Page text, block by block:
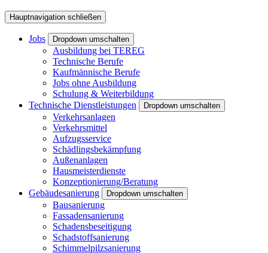
Hauptnavigation schließen
Jobs Dropdown umschalten
Ausbildung bei TEREG
Technische Berufe
Kaufmännische Berufe
Jobs ohne Ausbildung
Schulung & Weiterbildung
Technische Dienstleistungen
Dropdown umschalten
Verkehrsanlagen
Verkehrsmittel
Aufzugsservice
Schädlingsbekämpfung
Außenanlagen
Hausmeisterdienste
Konzeptionierung/Beratung
Gebäudesanierung
Dropdown umschalten
Bausanierung
Fassadensanierung
Schadensbeseitigung
Schadstoffsanierung
Schimmelpilzsanierung